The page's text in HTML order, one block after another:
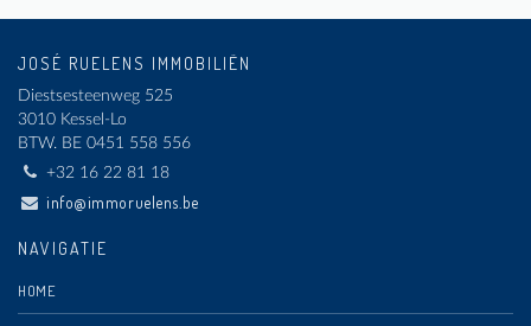
JOSÉ RUELENS IMMOBILIËN
Diestsesteenweg 525
3010 Kessel-Lo
BTW. BE 0451 558 556
+32 16 22 81 18
info@immoruelens.be
NAVIGATIE
HOME